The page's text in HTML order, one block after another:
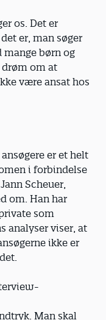
os. Det er
er, man søger
børn og
drøm om at
være ansat hos
er et helt
i forbindelse
Scheuer,
om. Han har
som
analyser viser, at
ikke er
Man skal